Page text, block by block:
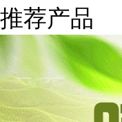
推荐产品